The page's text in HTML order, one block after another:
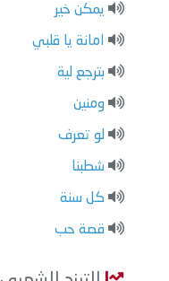
يمكن خير
امانة يا قلبي
بترجع لية
ومنين
لو تعرف
شطبنا
كل سنة
قصة حب